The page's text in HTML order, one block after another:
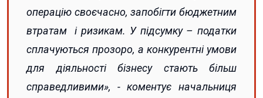
операцію своєчасно, запобігти бюджетним
втратам і ризикам. У підсумку – податки
сплачуються прозоро, а конкурентні умови
для діяльності бізнесу стають більш
справедливими», - коментує начальниця